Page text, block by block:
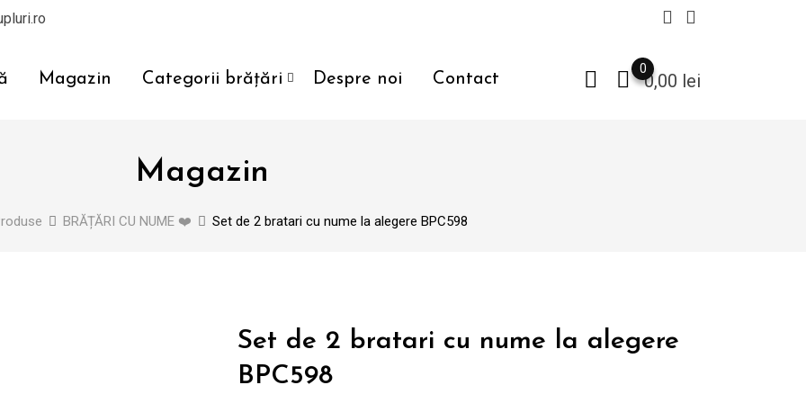
Magazin Categorii brățări Despre noi Contact 0,00 lei
0
Magazin
BRĂȚĂRI CU NUME ❤️ Set de 2 bratari cu nume la alegere BPC598
Set de 2 bratari cu nume la alegere
BPC598